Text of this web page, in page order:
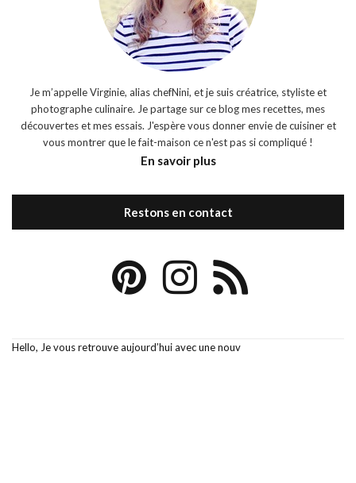
Je m’appelle Virginie, alias chefNini, et je suis créatrice, styliste et
photographe culinaire. Je partage sur ce blog mes recettes, mes
découvertes et mes essais. J'espère vous donner envie de cuisiner et
vous montrer que le fait-maison ce n'est pas si compliqué !
En savoir plus
Restons en contact
Hello, Je vous retrouve aujourd’hui avec une nouv